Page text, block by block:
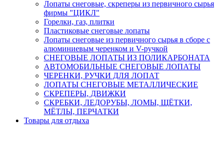
Лопаты снеговые, скреперы из первичного сырья
фирмы "ЦИКЛ"
Горелки, газ, плитки
Пластиковые снеговые лопаты
Лопаты снеговые из первичного сырья в сборе с
алюминиевым черенком и V-ручкой
СНЕГОВЫЕ ЛОПАТЫ ИЗ ПОЛИКАРБОНАТА
АВТОМОБИЛЬНЫЕ СНЕГОВЫЕ ЛОПАТЫ
ЧЕРЕНКИ, РУЧКИ ДЛЯ ЛОПАТ
ЛОПАТЫ СНЕГОВЫЕ МЕТАЛЛИЧЕСКИЕ
СКРЕПЕРЫ, ДВИЖКИ
СКРЕБКИ, ЛЕДОРУБЫ, ЛОМЫ, ЩЁТКИ,
МЁТЛЫ, ПЕРЧАТКИ
Товары для отдыха